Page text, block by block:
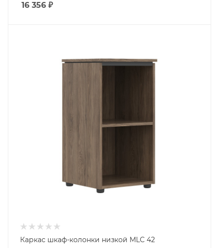
16 356 ₽
Каркас шкаф-колонки низкой MLC 42